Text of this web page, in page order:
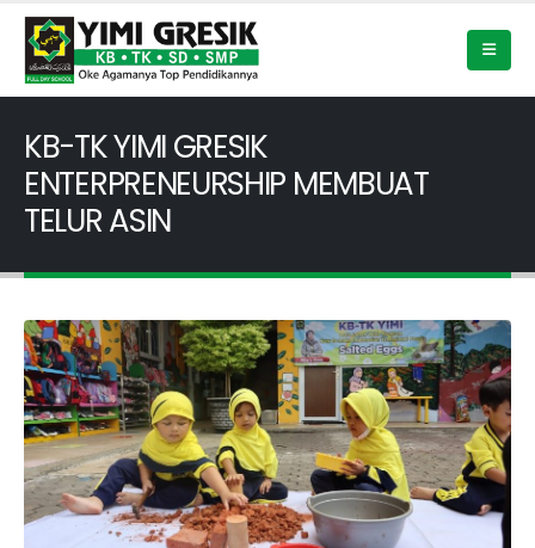
KB-TK YIMI GRESIK
ENTERPRENEURSHIP MEMBUAT
TELUR ASIN